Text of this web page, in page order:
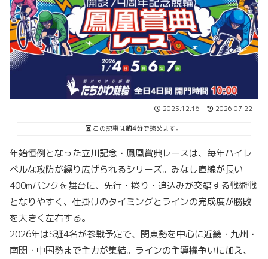
2025.12.16 2026.07.22
この記事は約4分で読めます。
年始恒例となった立川記念・鳳凰賞典レースは、毎年ハイレ
ベルな攻防が繰り広げられるシリーズ。みなし直線が長い
400mバンクを舞台に、先行・捲り・追込みが交錯する戦術戦
となりやすく、仕掛けのタイミングとラインの完成度が勝敗
を大きく左右する。
2026年はS班4名が参戦予定で、関東勢を中心に近畿・九州・
南関・中国勢まで主力が集結。ラインの主導権争いに加え、